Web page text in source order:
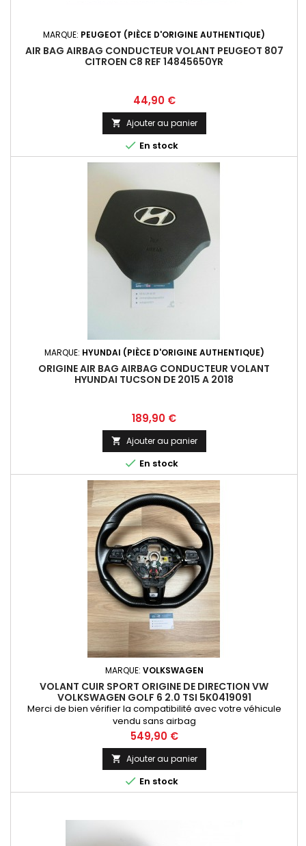
MARQUE: PEUGEOT (PIÈCE D'ORIGINE AUTHENTIQUE)
AIR BAG AIRBAG CONDUCTEUR VOLANT PEUGEOT 807
CITROEN C8 REF 14845650YR
Prix
44,90 €
 Ajouter au panier
 En stock
MARQUE: HYUNDAI (PIÈCE D'ORIGINE AUTHENTIQUE)
ORIGINE AIR BAG AIRBAG CONDUCTEUR VOLANT
HYUNDAI TUCSON DE 2015 A 2018
Prix
189,90 €
 Ajouter au panier
 En stock
MARQUE: VOLKSWAGEN
VOLANT CUIR SPORT ORIGINE DE DIRECTION VW
VOLKSWAGEN GOLF 6 2.0 TSI 5K0419091
Merci de bien vérifier la compatibilité avec votre véhicule
vendu sans airbag
Prix
549,90 €
 Ajouter au panier
 En stock